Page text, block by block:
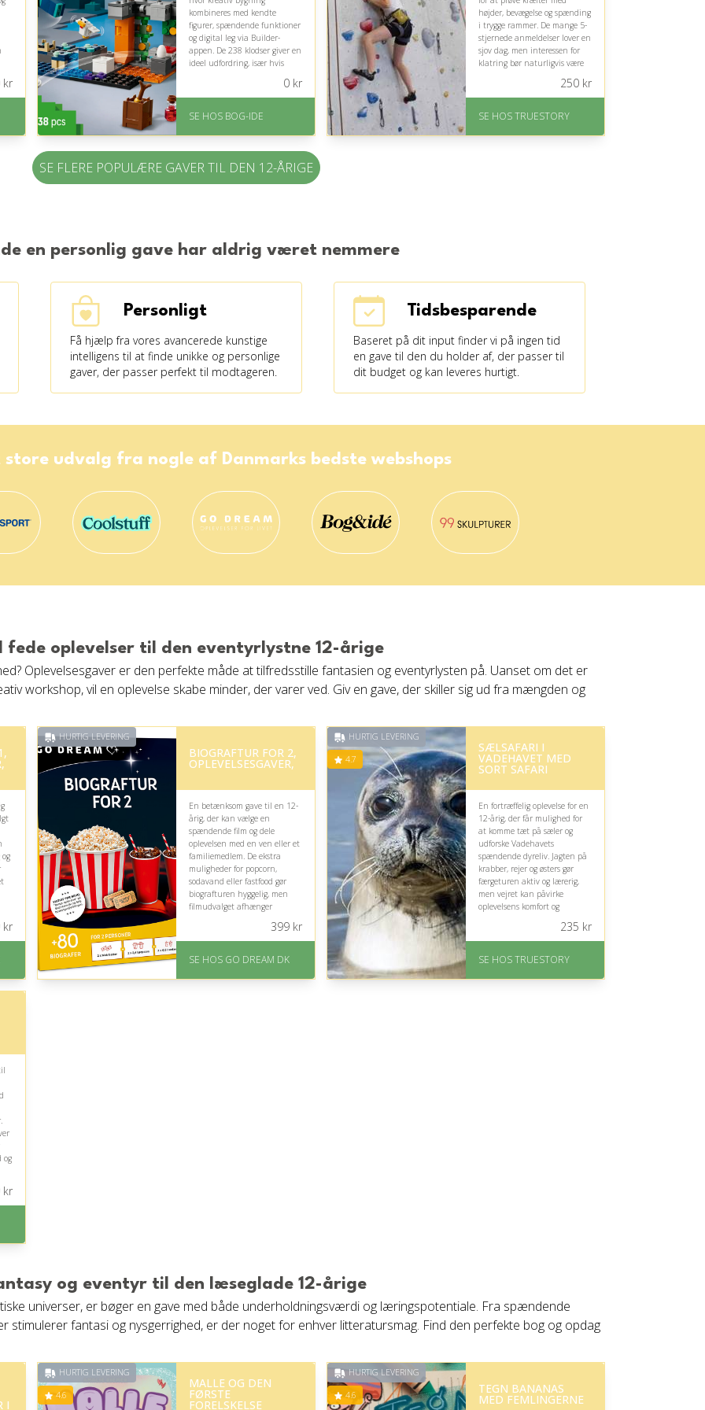
kr
kombineres med kendte
figurer, spændende funktioner
og digital leg via Builder-
appen. De 238 klodser giver en
ideel udfordring, især hvis
På lager
Gratis fragt
Fremragende Trustpilot
0kr
SE HOS BOG-IDE
højder, bevægelse og spænding
i trygge rammer. De mange 5-
stjernede anmeldelser lover en
sjov dag, men interessen for
klatring bør naturligvis være
På lager
Levering: 1-2 dages
250kr
SE HOS TRUESTORY
SE FLERE POPULÆRE GAVER TIL DEN 12-ÅRIGE
en personlig gave har aldrig været nemmere
Personligt
Få hjælp fra vores avancerede kunstige
intelligens til at finde unikke og personlige
gaver, der passer perfekt til modtageren.
Tidsbesparende
Baseret på dit input finder vi på ingen tid
en gave til den du holder af, der passer til
dit budget og kan leveres hurtigt.
udvalg fra nogle af Danmarks bedste webshops
fede oplevelser til den eventyrlystne 12-årige
Oplevelsesgaver er den perfekte måde at tilfredsstille fantasien og eventyrlysten på. Uanset om det er
workshop, vil en oplevelse skabe minder, der varer ved. Giv en gave, der skiller sig ud fra mængden og
kr
HURTIG LEVERING
BIOGRAFTUR FOR 2,
OPLEVELSESGAVER,
En betænksom gave til en 12-
årig, der kan vælge en
spændende film og dele
oplevelsen med en ven eller et
familiemedlem. De ekstra
muligheder for popcorn,
sodavand eller fastfood gør
biografturen hyggelig, men
filmudvalget afhænger
På lager
399kr
SE HOS GO DREAM DK
HURTIG LEVERING
4.7
SÆLSAFARI I
VADEHAVET MED
SORT SAFARI
En fortræffelig oplevelse for en
12-årig, der får mulighed for
at komme tæt på sæler og
udforske Vadehavets
spændende dyreliv. Jagten på
krabber, rejer og østers gør
færgeturen aktiv og lærerig,
men vejret kan påvirke
oplevelsens komfort og
På lager
Levering: 1-2 dages
235 kr
SE HOS TRUESTORY
og
kr
og eventyr til den læseglade 12-årige
universer, er bøger en gave med både underholdningsværdi og læringspotentiale. Fra spændende
stimulerer fantasi og nysgerrighed, er der noget for enhver litteratursmag. Find den perfekte bog og opdag
I
HURTIG LEVERING
4.6
MALLE OG DEN
FØRSTE
FORELSKELSE
HURTIG LEVERING
4.6 TEGN BANANAS
MED FEMLINGERNE